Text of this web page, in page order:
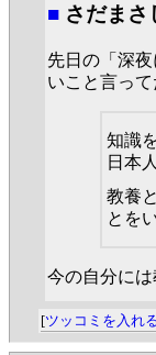
■ さだまさ
先日の「深
いこと言って
知識
日本
教養
とを
今の自分には
[ツッコミを入れ